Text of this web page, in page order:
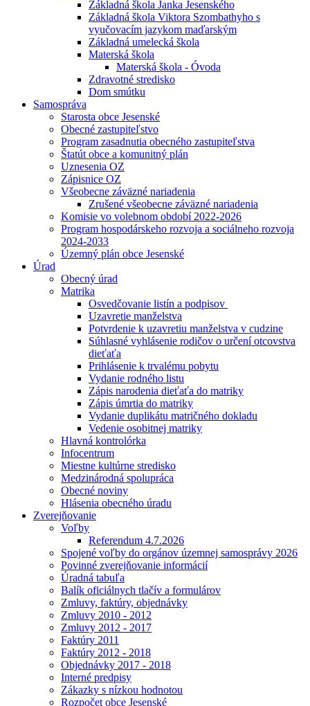
Základná škola Janka Jesenského
Základná škola Viktora Szombathyho s
vyučovacím jazykom maďarským
Základná umelecká škola
Materská škola
Materská škola - Óvoda
Zdravotné stredisko
Dom smútku
Samospráva
Starosta obce Jesenské
Obecné zastupiteľstvo
Program zasadnutia obecného zastupiteľstva
Štatút obce a komunitný plán
Uznesenia OZ
Zápisnice OZ
Všeobecne záväzné nariadenia
Zrušené všeobecne záväzné nariadenia
Komisie vo volebnom období 2022-2026
Program hospodárskeho rozvoja a sociálneho rozvoja
2024-2033
Územný plán obce Jesenské
Úrad
Obecný úrad
Matrika
Osvedčovanie listín a podpisov
Uzavretie manželstva
Potvrdenie k uzavretiu manželstva v cudzine
Súhlasné vyhlásenie rodičov o určení otcovstva
dieťaťa
Prihlásenie k trvalému pobytu
Vydanie rodného listu
Zápis narodenia dieťaťa do matriky
Zápis úmrtia do matriky
Vydanie duplikátu matričného dokladu
Vedenie osobitnej matriky
Hlavná kontrolórka
Infocentrum
Miestne kultúrne stredisko
Medzinárodná spolupráca
Obecné noviny
Hlásenia obecného úradu
Zverejňovanie
Voľby
Referendum 4.7.2026
Spojené voľby do orgánov územnej samosprávy 2026
Povinné zverejňovanie informácií
Úradná tabuľa
Balík oficiálnych tlačív a formulárov
Zmluvy, faktúry, objednávky
Zmluvy 2010 - 2012
Zmluvy 2012 - 2017
Faktúry 2011
Faktúry 2012 - 2018
Objednávky 2017 - 2018
Interné predpisy
Zákazky s nízkou hodnotou
Rozpočet obce Jesenské